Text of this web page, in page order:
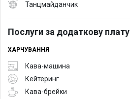
Танцмайданчик
Послуги за додаткову плату
ХАРЧУВАННЯ
Кава-машина
Кейтеринг
Кава-брейки